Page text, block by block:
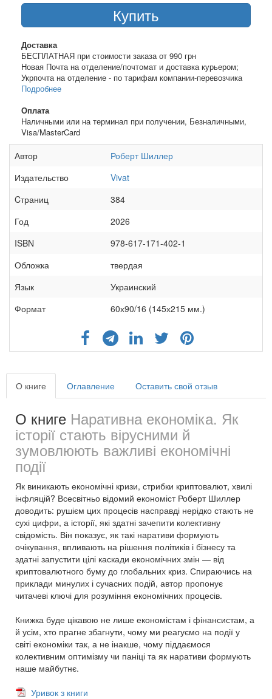
Купить
Доставка
БЕСПЛАТНАЯ при стоимости заказа от 990 грн
Новая Почта на отделение/почтомат и доставка курьером;
Укрпочта на отделение - по тарифам компании-перевозчика
Подробнее
Оплата
Наличными или на терминал при получении, Безналичными,
Visa/MasterCard
Автор
Роберт Шиллер
Издательство
Vivat
Cтраниц
384
Год
2026
ISBN
978-617-171-402-1
Обложка
твердая
Язык
Украинский
Формат
60х90/16 (145х215 мм.)
О книге Оглавление Оставить свой отзыв
О книге Наративна економіка. Як
історії стають вірусними й
зумовлюють важливі економічні
події
Як виникають економічні кризи, стрибки криптовалют, хвилі
інфляцій? Всесвітньо відомий економіст Роберт Шиллер
доводить: рушієм цих процесів насправді нерідко стають не
сухі цифри, а історії, які здатні зачепити колективну
свідомість. Він показує, як такі наративи формують
очікування, впливають на рішення політиків і бізнесу та
здатні запустити цілі каскади економічних змін — від
криптовалютного буму до глобальних криз. Спираючись на
приклади минулих і сучасних подій, автор пропонує
читачеві ключі для розуміння економічних процесів.
Книжка буде цікавою не лише економістам і фінансистам, а
й усім, хто прагне збагнути, чому ми реагуємо на події у
світі економіки так, а не інакше, чому піддаємося
колективним оптимізму чи паніці та як наративи формують
наше майбутнє.
Уривок з книги